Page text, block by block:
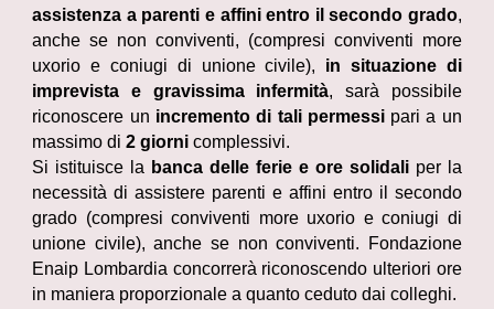
assistenza a parenti e affini entro il secondo grado,
anche se non conviventi, (compresi conviventi more
uxorio e coniugi di unione civile), in situazione di
imprevista e gravissima infermità, sarà possibile
riconoscere un incremento di tali permessipari a un
massimo di2 giorni complessivi.
Si istituisce la banca delle ferie e ore solidaliper la
necessità di assistere parenti e affini entro il secondo
grado (compresi conviventi more uxorio e coniugi di
unione civile), anche se non conviventi. Fondazione
Enaip Lombardia concorrerà riconoscendo ulteriori ore
in maniera proporzionale a quanto ceduto dai colleghi.